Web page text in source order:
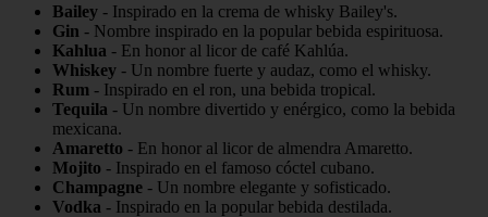
Bailey - Inspirado en la crema de whisky Bailey's.
Gin - Nombre inspirado en la popular bebida espirituosa.
Kahlua - En honor al licor de café Kahlúa.
Whiskey - Un nombre fuerte y audaz, como el whisky.
Rum - Inspirado en el ron, una bebida tropical.
Tequila - Un nombre divertido y enérgico, como la bebida
mexicana.
Amaretto - En honor al licor de almendra Amaretto.
Mojito - Inspirado en el famoso cóctel cubano.
Champagne - Un nombre elegante y sofisticado.
Vodka - Inspirado en la popular bebida destilada.